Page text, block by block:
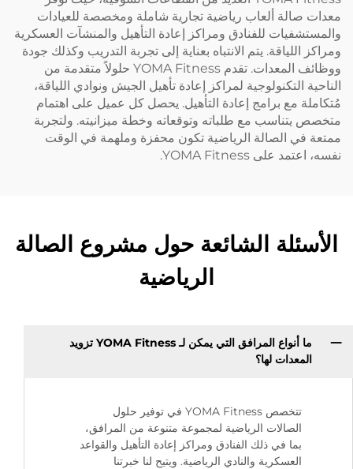
معدات صالة ألعاب رياضية تجارية شاملة ومخصصة للعيادات
والمستشفيات للفنادق ومراكز إعادة التأهيل والمنشآت العسكرية
ومراكز اللياقة. يتم الانتباه بعناية إلى تجربة التدريب وكذلك جودة
ووظائف المعدات. تقدم YOMA Fitness حلولاً متقدمة من
الناحية التكنولوجية لمراكز إعادة تأهيل الجيش ونوادي اللياقة،
مُتكاملة مع برامج إعادة التأهيل. يحصل كل عميل على اهتمام
متخصص يتناسب مع طلباته وتوقعاته وخطة ميزانيته. ولتجربة
ممتعة في الصالة الرياضية تكون محفزة وملهمة في الوقت
نفسه، اعتمد على YOMA Fitness.
الأسئلة الشائعة حول مشروع الصالة
الرياضية
ما أنواع المرافق التي يمكن لـ YOMA Fitness تزويد
المعدات لها؟
تتخصص YOMA Fitness في توفير حلول
الصالات الرياضية لمجموعة متنوعة من المرافق،
بما في ذلك الفنادق ومراكز إعادة التأهيل والقواعد
العسكرية والنادي الرياضية. ويتيح لنا خبرتنا